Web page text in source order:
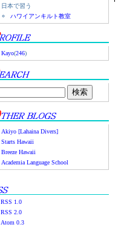
日本で習う
ハワイアンキルト教室
Kayo(246)
Akiyo [Lahaina Divers]
Starts Hawaii
Breeze Hawaii
Academia Language School
RSS 1.0
RSS 2.0
Atom 0.3